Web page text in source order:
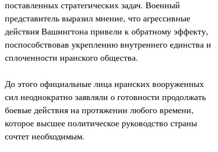
поставленных стратегических задач. Военный
представитель выразил мнение, что агрессивные
действия Вашингтона привели к обратному эффекту,
поспособствовав укреплению внутреннего единства и
сплоченности иранского общества.
До этого официальные лица иранских вооруженных
сил неоднократно заявляли о готовности продолжать
боевые действия на протяжении любого времени,
которое высшее политическое руководство страны
сочтет необходимым.